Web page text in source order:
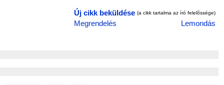
Új cikk beküldése (a cikk tartalma az író felelõssége)
Megrendelés Lemondás